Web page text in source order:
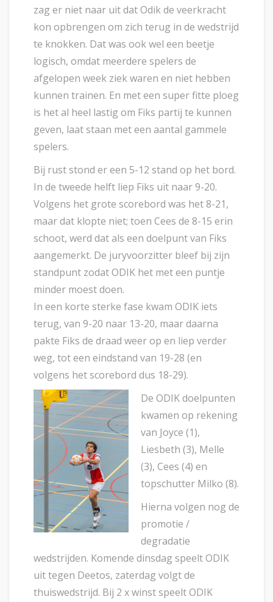
zag er niet naar uit dat Odik de veerkracht
kon opbrengen om zich terug in de wedstrijd
te knokken. Dat was ook wel een beetje
logisch, omdat meerdere spelers de
afgelopen week ziek waren en niet hebben
kunnen trainen. En met een super fitte ploeg
is het al heel lastig om Fiks partij te kunnen
geven, laat staan met een aantal gammele
spelers.
Bij rust stond er een 5-12 stand op het bord.
In de tweede helft liep Fiks uit naar 9-20.
Volgens het grote scorebord was het 8-21,
maar dat klopte niet; toen Cees de 8-15 erin
schoot, werd dat als een doelpunt van Fiks
aangemerkt. De juryvoorzitter bleef bij zijn
standpunt zodat ODIK het met een puntje
minder moest doen.
In een korte sterke fase kwam ODIK iets
terug, van 9-20 naar 13-20, maar daarna
pakte Fiks de draad weer op en liep verder
weg, tot een eindstand van 19-28 (en
volgens het scorebord dus 18-29).
De ODIK doelpunten
kwamen op rekening
van Joyce (1),
Liesbeth (3), Melle
(3), Cees (4) en
topschutter Milko (8).
Hierna volgen nog de
promotie /
degradatie
wedstrijden. Komende dinsdag speelt ODIK
uit tegen Deetos, zaterdag volgt de
thuiswedstrijd. Bij 2 x winst speelt ODIK